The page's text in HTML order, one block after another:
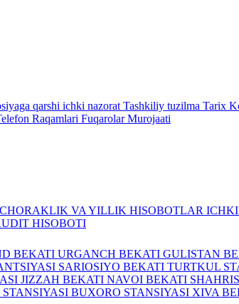
qarshi ichki nazorat Tashkiliy tuzilma Tarix
Raqamlari Fuqarolar Murojaati
CHORAKLIK VA YILLIK HISOBOTLAR
HISOBOTI
BEKATI URGANCH BEKATI GULISTAN
SARIOSIYO BEKATI TURTKUL
JIZZAH BEKATI NAVOI BEKATI
BUXORO STANSIYASI XIVA